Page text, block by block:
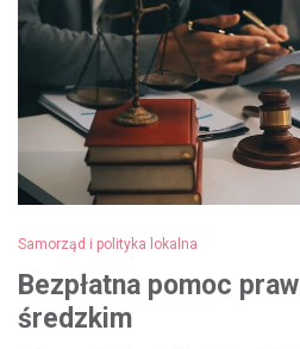
Samorząd i polityka lokalna
Bezpłatna pomoc
średzkim